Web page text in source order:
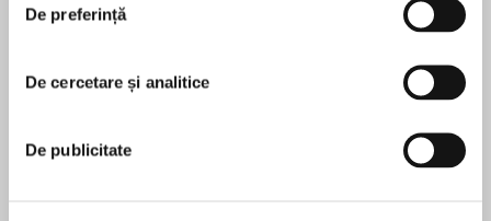
De preferință
De cercetare și analitice
De publicitate
Marzana și prietena ei cea mai bună, Nialla, se
nu se aplică, s-ar crede că aventura e prezentă
peste tot. Totuși, lor nu li se întâmplă nimic
sunt cooptați pentru a ajuta la rezolvarea unui
caz de răpire greu de înțeles, Marzana și Nialla
MAI MULT